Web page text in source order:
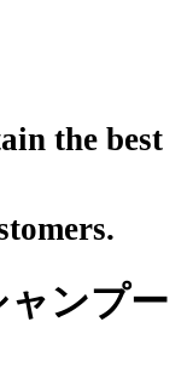
the best
ンプー